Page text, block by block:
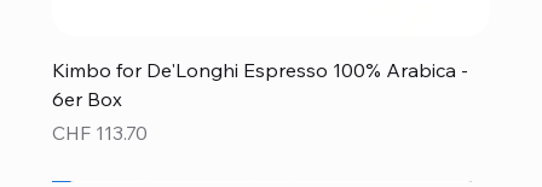
Kimbo for De'Longhi Espresso 100% Arabica -
6er Box
Preis
CHF 113.70